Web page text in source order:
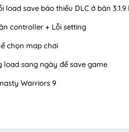
load save báo thiếu DLC ở bản 3.1.9
controller + Lỗi setting
chọn map chơi
sang ngày để save game
Warriors 9